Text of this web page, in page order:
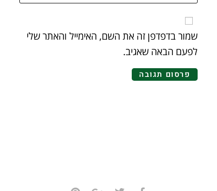
שמור בדפדפן זה את השם, האימייל והאתר שלי
לפעם הבאה שאגיב.